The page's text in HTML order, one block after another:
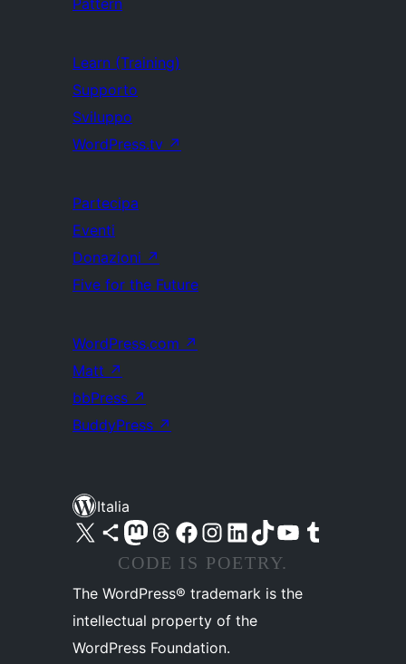
Pattern
Learn (Training)
Supporto
Sviluppo
WordPress.tv ↗
Partecipa
Eventi
Donazioni ↗
Five for the Future
WordPress.com ↗
Matt ↗
bbPress ↗
BuddyPress ↗
Italia
Visita il nostro account X (ex Twitter)
Visita il nostro account Bluesky
Visita il nostro account Mastodon
Visita il nostro account Threads
Visita la nostra pagina Facebook
Visita il nostro account Instagram
Visita il nostro account LinkedIn
Visita il nostro account TikTok
Visita il nostro canale YouTube
Visita il nostro account Tumblr
CODE IS POETRY.
The WordPress® trademark is the
intellectual property of the
WordPress Foundation.